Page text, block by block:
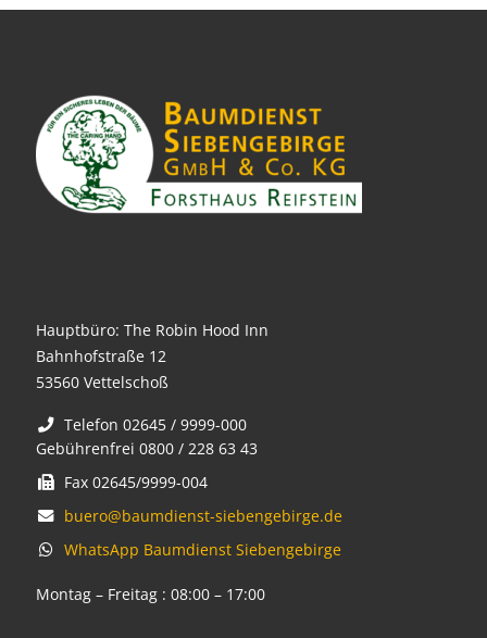
Hauptbüro: The Robin Hood Inn
Bahnhofstraße 12
53560 Vettelschoß
Telefon 02645 / 9999-000
Gebührenfrei 0800 / 228 63 43
Fax 02645/9999-004
buero@baumdienst-siebengebirge.de
WhatsApp Baumdienst Siebengebirge
Montag – Freitag : 08:00 – 17:00